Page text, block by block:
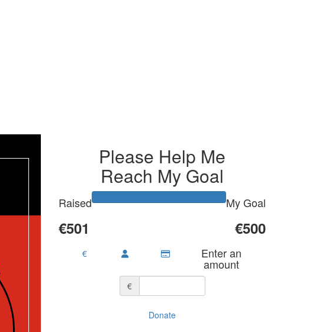
Please Help Me
Reach My Goal
Raised
€501
My Goal
€500
€ Enter an
amount
€
Donate